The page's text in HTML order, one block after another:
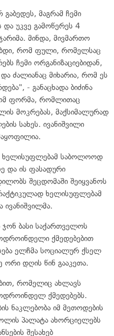
მაგრამ ჩემი
და უკვე გამოწერეს 4
მინდა, მივმართო
რომ ფული, რომელსაც
ჩემი ორგანიზაციებიდან,
და ძალიანაც მიხარია, რომ ეს
- განაცხადა ბიძინა
ფორმა, რომლითაც
მოკრებას, მაქსიმალურად
სახეს. ივანიშვილი
ხელისუფლებამ საბოლოოდ
და ის ფასადური
შეცდომაში შეიყვანოს
ხელისუფლებამ
ივანიშვილმა.
ბასი საქართველოს
ქმედებებით
ელჩმა სოციალურ ქსელ
ორი დღის წინ გააკეთა.
რომელიც ახლავს
ქმედებებს.
ნაკლებობა იმ მეთოდების
პალატა ახორციელებს
შესახებ